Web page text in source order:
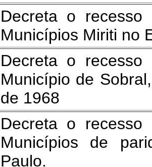
Decreta o
Municípios Miriti no
Decreta o
Município de
de 1968
Decreta o
Municípios de
Paulo.